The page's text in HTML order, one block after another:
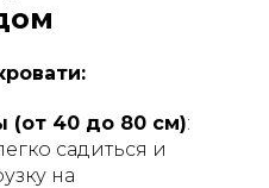
(от 40 до 80 см):
садиться и
на